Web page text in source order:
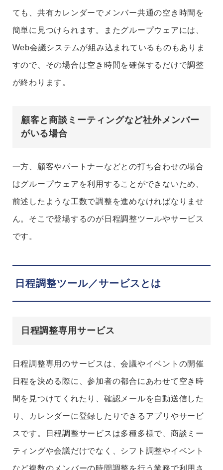
ても、共有カレンダーでメンバー共通の空き時間を
簡単に見つけられます。 またグループウェアには、
Web会議システムが組み込まれているものもありま
すので、その場合は空き時間を確保するだけで調整
が終わります。
顧客と商談ミーティングなど社外メンバー
がいる場合
一方、顧客やパートナーなどとの打ち合わせの場合
はグループウェアを利用することができないため、
前述したような工数で調整を進めなければなりませ
ん。そこで登場するのが日程調整ツールやサービス
です。
日程調整ツール／サービスとは
日程調整専用サービス
日程調整専用のサービスは、会議やイベントの開催
日程を決める際に、参加者の都合にあわせて空き時
間を見つけてくれたり、確認メールを自動送信した
り、カレンダーに登録したりできるアプリやサービ
スです。日程調整サービスは多種多様で、商談ミー
ティングや会議だけでなく、シフト調整やイベント
など複数のメンバーの時間調整を行う業務で利用さ